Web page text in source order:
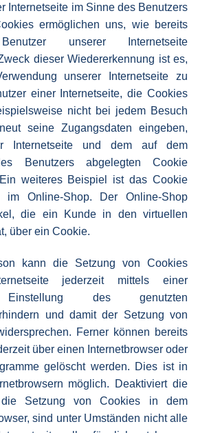
Internetseite im Sinne des Benutzers
ermöglichen uns, wie bereits
unserer Internetseite
dieser Wiedererkennung ist es,
unserer Internetseite zu
einer Internetseite, die Cookies
nicht bei jedem Besuch
seine Zugangsdaten eingeben,
Internetseite und dem auf dem
Benutzers abgelegten Cookie
weiteres Beispiel ist das Cookie
im Online-Shop. Der Online-Shop
die ein Kunde in den virtuellen
über ein Cookie.
kann die Setzung von Cookies
jederzeit mittels einer
Einstellung des genutzten
und damit der Setzung von
Ferner können bereits
über einen Internetbrowser oder
gelöscht werden. Dies ist in
möglich. Deaktiviert die
die Setzung von Cookies in dem
sind unter Umständen nicht alle